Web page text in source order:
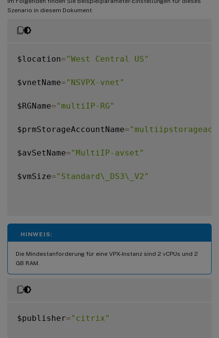
Szenario in diesem Dokument.
$location="West Central US"
$vnetName="NSVPX-vnet"
$RGName="multiIP-RG"
$prmStorageAccountName=
$avSetName="MultiIP-avset"
$vmSize="Standard\_DS3\_V2"
HINWEIS:
Die Mindestanforderung für eine VPX-Instanz sind 2 vCPUs und 2
GB RAM.
$publisher="citrix"